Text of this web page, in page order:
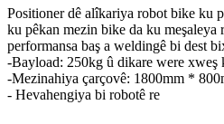
Positioner dê alîkariya robot bike ku
ku pêkan mezin bike da ku
performansa baş a weldingê bi dest
-Bayload: 250kg û dikare were xweş
-Mezinahiya çarçovê: 1800mm *
- Hevahengiya bi robotê re